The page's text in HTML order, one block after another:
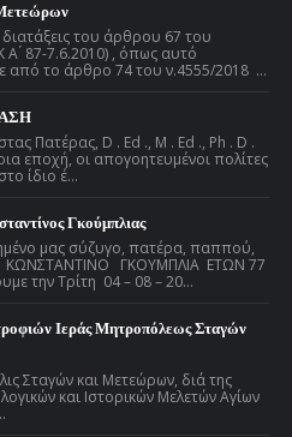
του άρθρου 67 του
Α ́ 87-7.6.2010) , όπως αυτό
από το άρθρο 74 του ν.4555/2018 ...
Πατέρας, D . Ed ., M . Ed ., Ph . D .
εποχή, οι απογοητευμένοι πολίτες
ίδιο έ...
Γκούμπλιας
μας σύζυγο, πατέρα, παππού,
ΚΩΝΣΤΑΝΤΙΝΟ ΓΚΟΥΜΠΛΙΑ ΕΤΩΝ 77
την Τρίτη 04 – 08 – 20...
Ιεράς Μητροπόλεως Σταγών
Σταγών και Μετεώρων, διά της
και Ιστορικών Μελετών Αγίων